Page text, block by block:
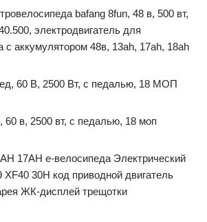
bafang 8fun, 48 в, 500 вт,
электродвигатель для
с аккумулятором 48в, 13ah, 17ah, 18ah
60 в, 2500 вт, с педалью, 18 моп